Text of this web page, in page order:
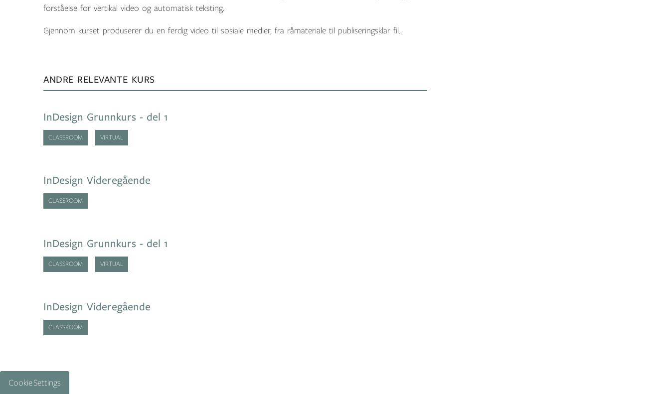
forståelse for vertikal video og automatisk teksting.
Gjennom kurset produserer du en ferdig video til sosiale medier, fra råmateriale til publiseringsklar fil.
ANDRE RELEVANTE KURS
InDesign Grunnkurs - del 1
CLASSROOM VIRTUAL
InDesign Videregående
CLASSROOM
InDesign Grunnkurs - del 1
CLASSROOM VIRTUAL
InDesign Videregående
CLASSROOM
Cookie Settings